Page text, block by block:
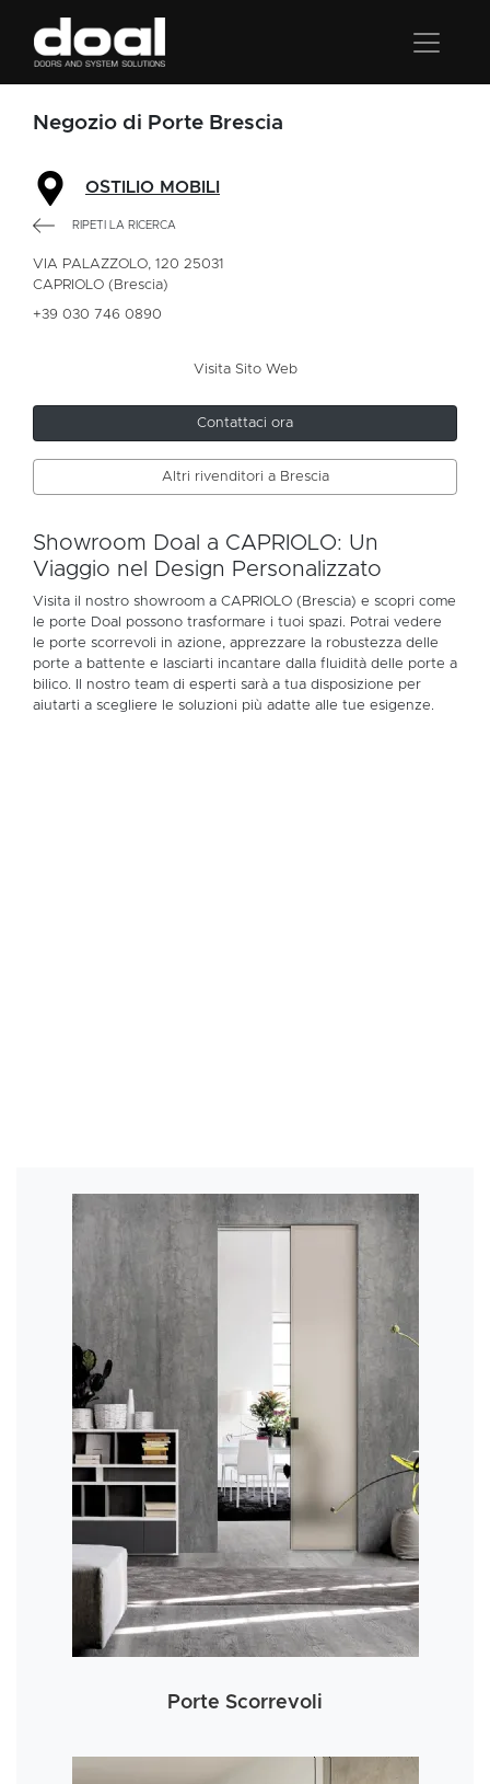
Negozio di Porte Brescia
OSTILIO MOBILI
RIPETI LA RICERCA
VIA PALAZZOLO, 120 25031
CAPRIOLO (Brescia)
+39 030 746 0890
Visita Sito Web
Contattaci ora
Altri rivenditori a Brescia
Showroom Doal a CAPRIOLO: Un
Viaggio nel Design Personalizzato
Visita il nostro showroom a CAPRIOLO (Brescia) e scopri come
le porte Doal possono trasformare i tuoi spazi. Potrai vedere
le porte scorrevoli in azione, apprezzare la robustezza delle
porte a battente e lasciarti incantare dalla fluidità delle porte a
bilico. Il nostro team di esperti sarà a tua disposizione per
aiutarti a scegliere le soluzioni più adatte alle tue esigenze.
Porte Scorrevoli